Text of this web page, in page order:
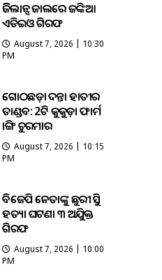
ଭିଜିଲାନ୍ସ ଜାଲରେ ଜଙ୍କିଆ
ଏଡିଇଓ ଗିରଫ
August 7, 2026 | 10:30
PM
ଗୋଠଛଡ଼ା ଦନ୍ତା ହାତୀର
ତାଣ୍ଡବ: 2ଟି କୁକୁଡ଼ା ଫାର୍ମ
ଭାଙ୍ଗି ଚୁରମାର
August 7, 2026 | 10:15
PM
ବିଜେପି ନେତାଙ୍କୁ ଛୁରୀ ଭୁସି
ହତ୍ୟା ଘଟଣା ୩ ଅଭିଯୁକ୍ତ
ଗିରଫ
August 7, 2026 | 10:00
PM